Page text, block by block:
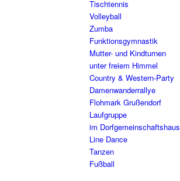
Tischtennis
Volleyball
Zumba
Funktionsgymnastik
Mutter- und Kindturnen
unter freiem Himmel
Country & Western-Party
Damenwanderrallye
Flohmark Grußendorf
Laufgruppe
im Dorfgemeinschaftshaus
Line Dance
Tanzen
Fußball